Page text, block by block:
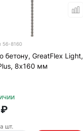
56-8160
бетону, GreatFlex Light,
8х160 мм
₽
шт.